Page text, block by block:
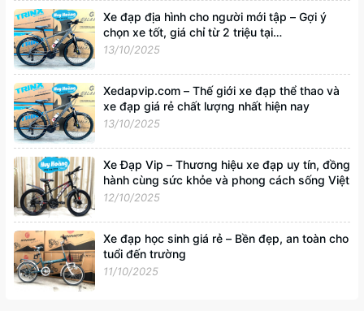
Xe đạp địa hình cho người mới tập – Gợi ý
chọn xe tốt, giá chỉ từ 2 triệu tại
Xedapvip.com
13/10/2025
Xedapvip.com – Thế giới xe đạp thể thao và
xe đạp giá rẻ chất lượng nhất hiện nay
13/10/2025
Xe Đạp Vip – Thương hiệu xe đạp uy tín, đồng
hành cùng sức khỏe và phong cách sống Việt
12/10/2025
Xe đạp học sinh giá rẻ – Bền đẹp, an toàn cho
tuổi đến trường
11/10/2025